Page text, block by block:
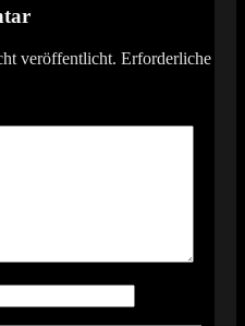
veröffentlicht. Erforderliche